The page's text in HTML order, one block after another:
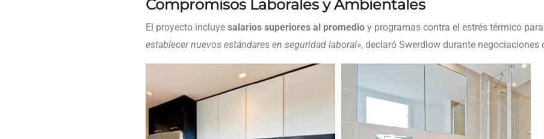
Compromisos Laborales y Ambientales
El proyecto incluye salarios superiores al promedio y programas contra el estrés térmico
establecer nuevos estándares en seguridad laboral», declaró Swerdlow durante negociaciones